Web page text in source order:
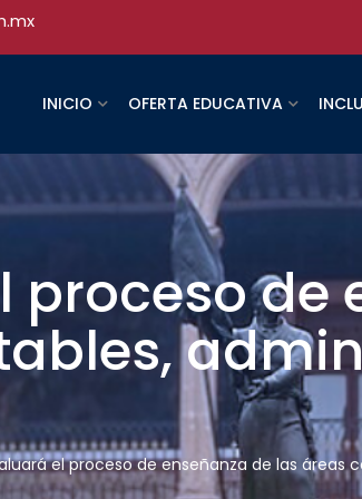
INICIO OFERTA EDUCATIVA
proceso de
el proceso de enseñanza de las